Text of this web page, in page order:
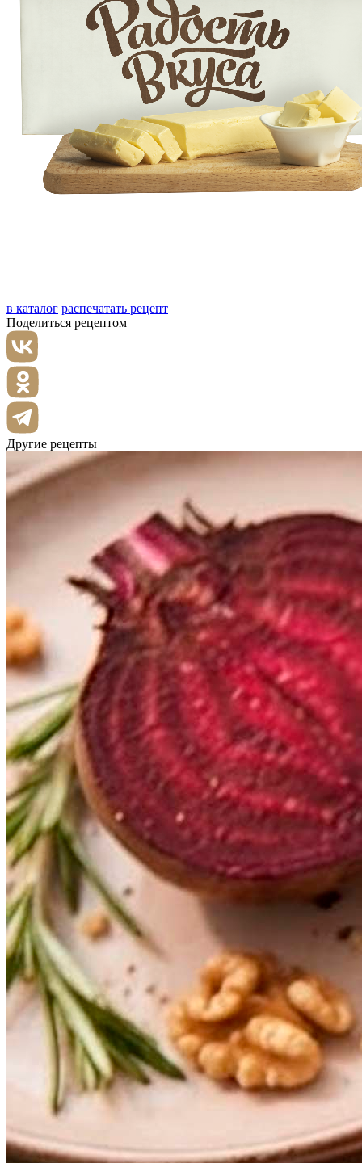
в каталог распечатать рецепт
Поделиться рецептом
Другие рецепты